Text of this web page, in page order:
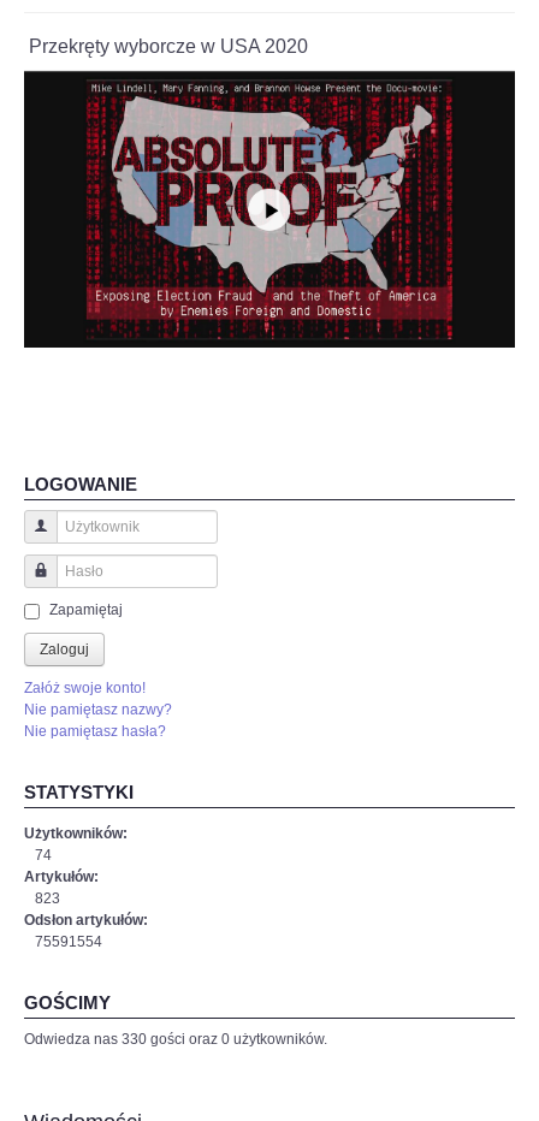
Przekręty wyborcze w USA 2020
LOGOWANIE
Użytkownik
Hasło
Zapamiętaj
Zaloguj
Załóż swoje konto!
Nie pamiętasz nazwy?
Nie pamiętasz hasła?
STATYSTYKI
Użytkowników:
74
Artykułów:
823
Odsłon artykułów:
75591554
GOŚCIMY
Odwiedza nas 330 gości oraz 0 użytkowników.